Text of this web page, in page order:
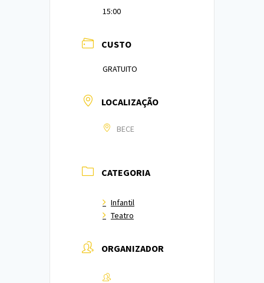
15:00
CUSTO
GRATUITO
LOCALIZAÇÃO
BECE
CATEGORIA
Infantil
Teatro
ORGANIZADOR